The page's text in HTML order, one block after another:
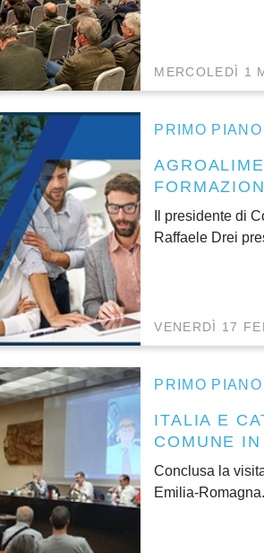
MERCOLEDÌ 1
PRIMO PIANO
Il presidente di
Raffaele Drei
VENERDÌ 17
PRIMO PIANO
ITALIA E
COMUNE IN
Conclusa la
Emilia-